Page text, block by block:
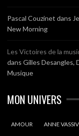
Pascal Couzinet dans
New Morning
Les Victoires de la
dans Gilles Desangles,
Musique
MON UNIVERS
AMOUR ANNE